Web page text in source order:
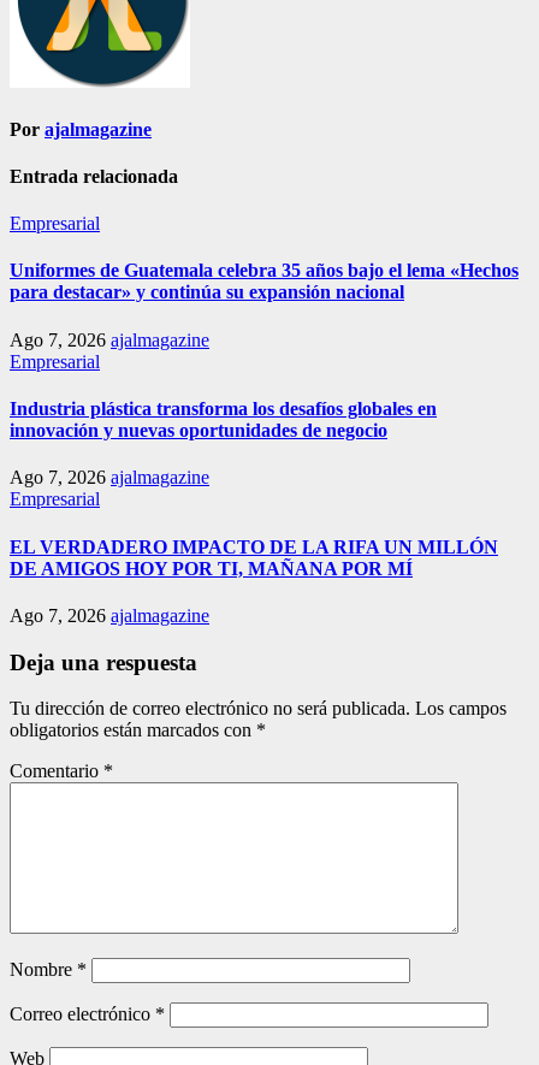
Por ajalmagazine
Entrada relacionada
Empresarial
Uniformes de Guatemala celebra 35 años bajo el lema «Hechos
para destacar» y continúa su expansión nacional
Ago 7, 2026 ajalmagazine
Empresarial
Industria plástica transforma los desafíos globales en
innovación y nuevas oportunidades de negocio
Ago 7, 2026 ajalmagazine
Empresarial
EL VERDADERO IMPACTO DE LA RIFA UN MILLÓN
DE AMIGOS HOY POR TI, MAÑANA POR MÍ
Ago 7, 2026 ajalmagazine
Deja una respuesta
Tu dirección de correo electrónico no será publicada. Los campos
obligatorios están marcados con *
Comentario *
Nombre *
Correo electrónico *
Web